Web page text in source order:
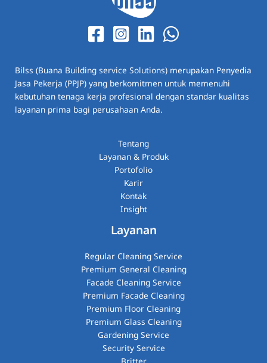
Bilss (Buana Building service Solutions) merupakan Penyedia
Jasa Pekerja (PPJP) yang berkomitmen untuk memenuhi
kebutuhan tenaga kerja profesional dengan standar kualitas
layanan prima bagi perusahaan Anda.
Tentang
Layanan & Produk
Portofolio
Karir
Kontak
Insight
Layanan
Regular Cleaning Service
Premium General Cleaning
Facade Cleaning Service
Premium Facade Cleaning
Premium Floor Cleaning
Premium Glass Cleaning​
Gardening Service
Security Service